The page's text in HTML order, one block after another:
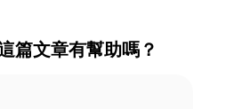
篇文章有幫助嗎？